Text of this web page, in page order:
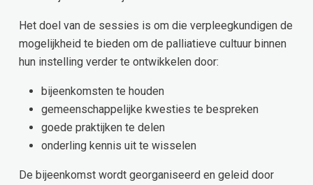
Het doel van de sessies is om die verpleegkundigen de
mogelijkheid te bieden om de palliatieve cultuur binnen
hun instelling verder te ontwikkelen door:
bijeenkomsten te houden
gemeenschappelijke kwesties te bespreken
goede praktijken te delen
onderling kennis uit te wisselen
De bijeenkomst wordt georganiseerd en geleid door